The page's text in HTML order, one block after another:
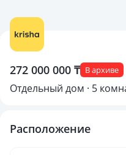
272 000 000 ₸ В архиве
Отдельный дом · 5
Расположение